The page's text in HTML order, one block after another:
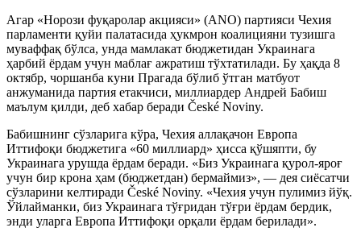
Агар «Норози фуқаролар акцияси» (ANO) партияси Чехия
парламенти қуйи палатасида ҳукмрон коалицияни тузишга
муваффақ бўлса, унда мамлакат бюджетидан Украинага
ҳарбий ёрдам учун маблағ ажратиш тўхтатилади. Бу ҳақда 8
октябр, чоршанба куни Прагада бўлиб ўтган матбуот
анжуманида партия етакчиси, миллиардер Андрей Бабиш
маълум қилди, деб хабар беради České Noviny.
Бабишнинг сўзларига кўра, Чехия аллақачон Европа
Иттифоқи бюджетига «60 миллиард» ҳисса қўшяпти, бу
Украинага урушда ёрдам беради. «Биз Украинага қурол-яроғ
учун бир крона ҳам (бюджетдан) бермаймиз», — дея сиёсатчи
сўзларини келтиради České Noviny. «Чехия учун пулимиз йўқ.
Ўйлайманки, биз Украинага тўғридан тўғри ёрдам бердик,
энди уларга Европа Иттифоқи орқали ёрдам берилади».